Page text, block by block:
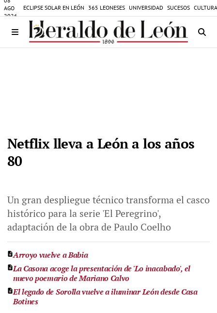
AGO
2026
ECLIPSE SOLAR EN LEÓN 365 LEONESES UNIVERSIDAD SUCESOS
Netflix lleva a León a los años
80
Un gran despliegue técnico transforma el casco
histórico para la serie 'El Peregrino',
adaptación de la obra de Paulo Coelho
Arroyo vuelve a Babia
La Casona acoge la presentación de 'Lo inacabado', el
nuevo poemario de Mariano Calvo
El legado de Sorolla vuelve a iluminar León desde Casa
Botines